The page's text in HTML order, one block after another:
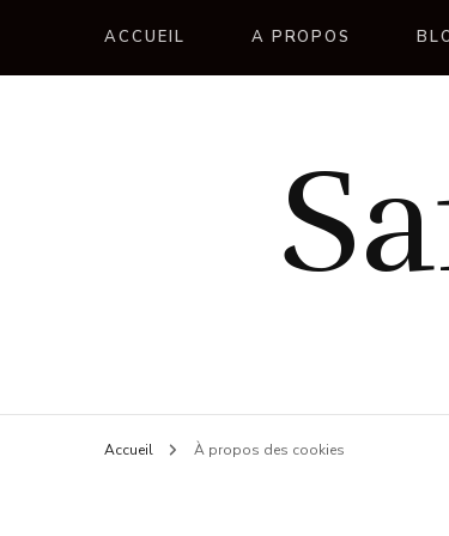
ACCUEIL A PROPOS
Accueil À propos des cookies